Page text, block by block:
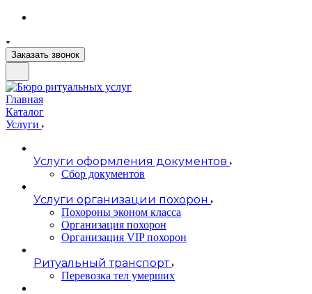
Заказать звонок
Главная
Каталог
Услуги
Услуги оформления документов
Сбор документов
Услуги организации похорон
Похороны эконом класса
Организация похорон
Организация VIP похорон
Ритуальный транспорт
Перевозка тел умерших